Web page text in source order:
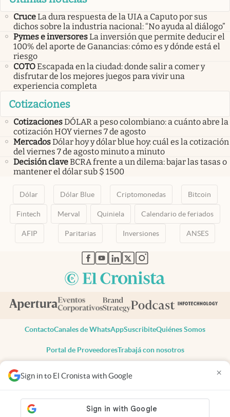
Sign in to El Cronista with Google ×
CruceLa dura respuesta de la UIA a Caputo por sus
dichos sobre la industria nacional: “No ayuda al diálogo”
Pymes e inversoresLa inversión que permite deducir el
100% del aporte de Ganancias: cómo es y dónde está el
riesgo
COTOEscapada en la ciudad: donde salir a comer y
disfrutar de los mejores juegos para vivir una
experiencia completa
Cotizaciones
CotizacionesDÓLAR a peso colombiano: a cuánto abre la
cotización HOY viernes 7 de agosto
MercadosDólar hoy y dólar blue hoy: cuál es la cotización
del viernes 7 de agosto minuto a minuto
Decisión claveBCRA frente a un dilema: bajar las tasas o
mantener el dólar sub $ 1500
Dólar Dólar Blue Criptomonedas Bitcoin
Fintech Merval Quiniela Calendario de feriados
AFIP Paritarias Inversiones ANSES
abre en nueva pestaña
abre en nueva pestaña
abre en nueva pestaña
abre en nueva pestaña
abre en nueva pestaña
ContactoCanales de WhatsAppSuscribiteQuiénes Somos
Portal de ProveedoresTrabajá con nosotros
Todos los derechos reservados
Privacidad
Consentimiento